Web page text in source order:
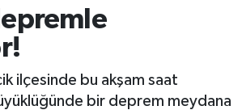
ilçesinde bu akşam saat
bir deprem meydana
Yoğunluk Haritası
Durumu ve Fikstür